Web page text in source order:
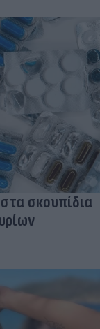
σκουπίδια